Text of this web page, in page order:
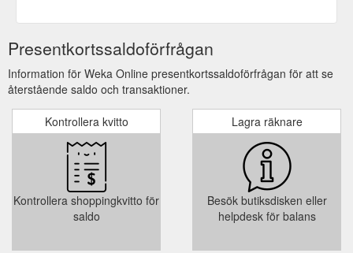
Presentkortssaldoförfrågan
Information för Weka Online presentkortssaldoförfrågan för att se
återstående saldo och transaktioner.
Kontrollera kvitto
Kontrollera shoppingkvitto för
saldo
Lagra räknare
Besök butiksdisken eller
helpdesk för balans